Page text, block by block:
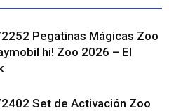
Pegatinas Mágicas Zoo
hi! Zoo 2026 – El
Set de Activación Zoo